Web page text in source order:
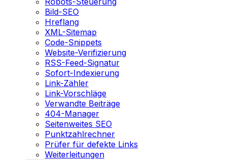
Bild-SEO
Hreflang
XML-Sitemap
Code-Snippets
Website-Verifizierung
RSS-Feed-Signatur
Sofort-Indexierung
Link-Zähler
Link-Vorschläge
Verwandte Beiträge
404-Manager
Seitenweites SEO
Punktzahlrechner
Prüfer für defekte Links
Weiterleitungen